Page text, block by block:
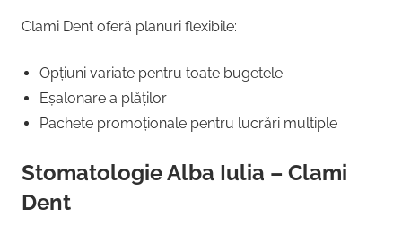
Clami Dent oferă planuri flexibile:
Opțiuni variate pentru toate bugetele
Eșalonare a plăților
Pachete promoționale pentru lucrări multiple
Stomatologie Alba Iulia – Clami
Dent